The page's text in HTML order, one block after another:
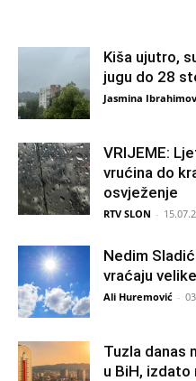
Kiša ujutro,
jugu do 28
Jasmina
VRIJEME:
vrućina do
osvježenje
RTV SLON -
Nedim
vraćaju
Ali Huremović -
Tuzla danas
u BiH,